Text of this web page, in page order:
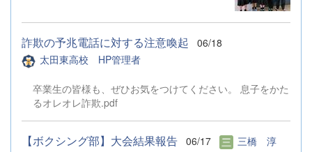
対して自分たちが考えていた視野がとても広
がりました。お金の面、建設面、衛生面だっ
たりと様々なためになる情報を、専門家の方
から意...
た。 最後には、 次回(R9年6月26日)幹事長
の11期生に 青藍同窓会旗が渡され、 次回は
300人での開催を目指します！と宣言されま
した。 次回も皆様のご参加をお待ちしてお
することができました。空ケースの売却代金
は、ふたたび視力を取り戻そうと願われる
方々のために、全額が日本アイバンクに寄付
されます。 今回、部員全員で朝の呼びかけ
た。ご協力ありがとうございました。
詐欺の予兆電話に対する注意喚起
06/18
太田東高校 HP管理者
卒業生の皆様も、ぜひお気をつけてください。 息子をかた
るオレオレ詐欺.pdf
【ボクシング部】大会結果報告 06/17 三橋 淳